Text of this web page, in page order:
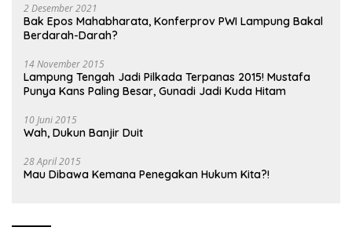
2 Desember 2021
Bak Epos Mahabharata, Konferprov PWI Lampung Bakal
Berdarah-Darah?
14 November 2015
Lampung Tengah Jadi Pilkada Terpanas 2015! Mustafa
Punya Kans Paling Besar, Gunadi Jadi Kuda Hitam
10 Juni 2015
Wah, Dukun Banjir Duit
28 April 2015
Mau Dibawa Kemana Penegakan Hukum Kita?!